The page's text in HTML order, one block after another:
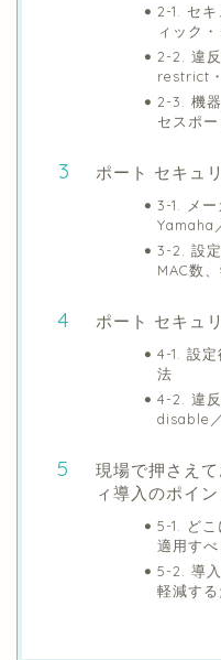
2-1. セ
ィック
2-2. 違
restrict
2-3. 機
セスポー
ポート セキュ
3-1. メ
Yamaha
3-2. 設
MAC数
ポート セキュ
4-1. 設
法
4-2. 違
disable
現場で押さえ
ィ導入のポイン
5-1. ど
適用す
5-2. 導
軽減す